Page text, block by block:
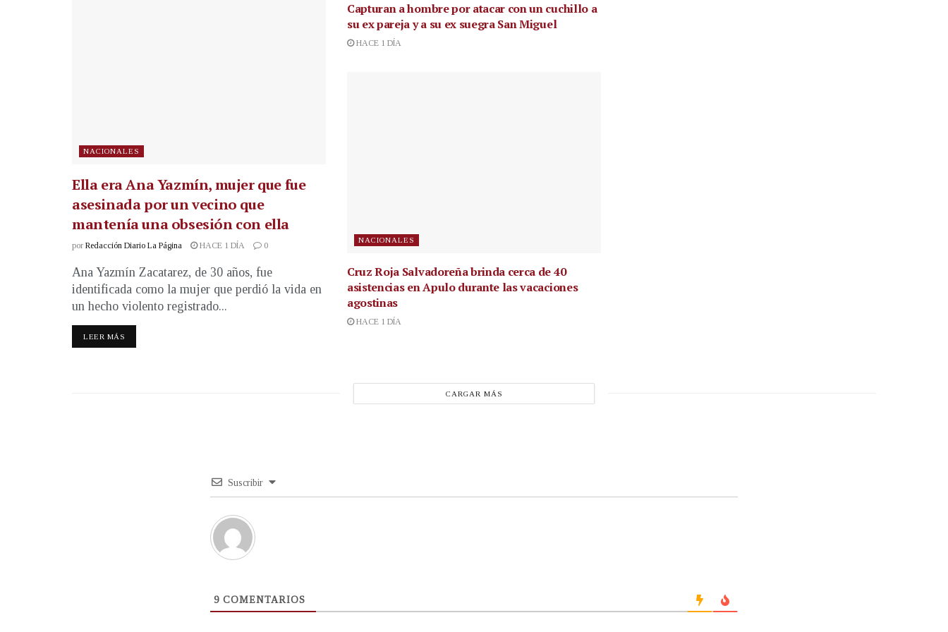
NACIONALES
Ella era Ana Yazmín, mujer que fue
asesinada por un vecino que
mantenía una obsesión con ella
por Redacción Diario La Página HACE 1 DÍA 0
Ana Yazmín Zacatarez, de 30 años, fue
identificada como la mujer que perdió la vida en
un hecho violento registrado...
LEER MÁS
Capturan a hombre por atacar con un cuchillo a
su ex pareja y a su ex suegra San Miguel
HACE 1 DÍA
NACIONALES
Cruz Roja Salvadoreña brinda cerca de 40
asistencias en Apulo durante las vacaciones
agostinas
HACE 1 DÍA
CARGAR MÁS
Suscribir
9 COMENTARIOS